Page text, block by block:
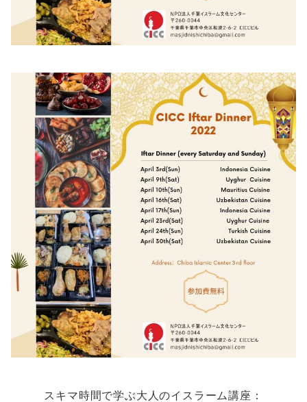
スキマ時間で学ぶ大人のイスラーム講座：